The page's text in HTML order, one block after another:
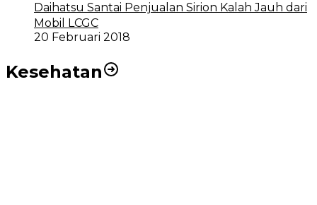
Daihatsu Santai Penjualan Sirion Kalah Jauh dari
Mobil LCGC
20 Februari 2018
Kesehatan